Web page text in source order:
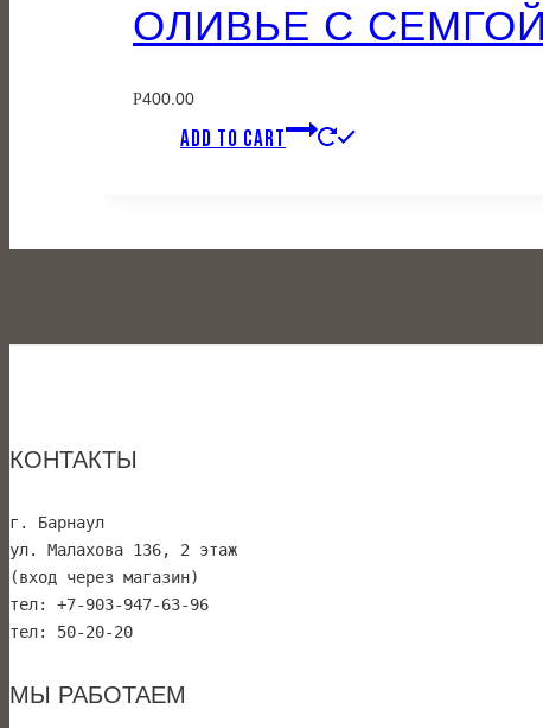
ОЛИВЬЕ С
Р400.00
ADD TO CART
КОНТАКТЫ
г. Барнаул
ул. Малахова 136, 2 этаж
(вход через магазин)
тел: +7-903-947-63-96
тел: 50-20-20
МЫ РАБОТАЕМ